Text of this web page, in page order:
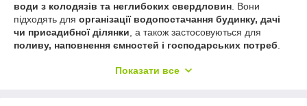
води з колодязів та неглибоких свердловин. Вони
підходять для організації водопостачання будинку, дачі
чи присадибної ділянки, а також застосовуються для
поливу, наповнення ємностей і господарських потреб.
насоси забезпечують тривалий термін служби й стабільну
Показати все